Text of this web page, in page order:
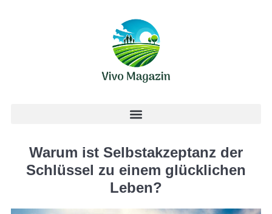
Warum ist Selbstakzeptanz der
Schlüssel zu einem glücklichen
Leben?